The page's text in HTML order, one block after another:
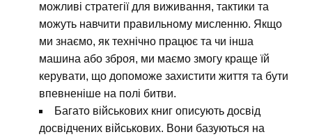
можливі стратегії для виживання, тактики та
можуть навчити правильному мисленню. Якщо
ми знаємо, як технічно працює та чи інша
машина або зброя, ми маємо змогу краще їй
керувати, що допоможе захистити життя та бути
впевненіше на полі битви.
Багато військових книг описують досвід
досвідчених військових. Вони базуються на